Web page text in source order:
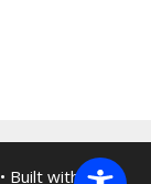
• Built with